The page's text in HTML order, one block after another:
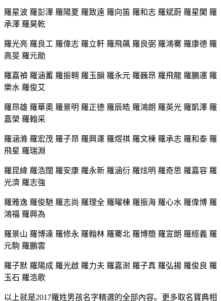
羅星波 羅彭澤 羅陽夏 羅致遠 羅向笛 羅和志 羅斌蔚 羅星闌 羅
承澤 羅昊乾
羅光亮 羅良工 羅偉志 羅立軒 羅飛飆 羅良弼 羅鴻騫 羅康德 羅
高旻 羅元勛
羅嘉禎 羅涵蓄 羅振翱 羅玉韻 羅永元 羅巍昂 羅飛龍 羅鵬運 羅
樂水 羅俊艾
羅昂雄 羅華奧 羅景明 羅正德 羅辰皓 羅鴻朗 羅英光 羅凱澤 羅
嘉榮 羅翰采
羅涵滌 羅宏茂 羅子昂 羅興運 羅煜祺 羅文棟 羅承志 羅和泰 羅
飛星 羅瑞淵
羅昆緯 羅浩闊 羅安康 羅永新 羅涵衍 羅炫明 羅奇思 羅嘉容 羅
光濟 羅志強
羅雅逸 羅俊馳 羅志尚 羅理全 羅曜棟 羅振海 羅心水 羅偉博 羅
鴻福 羅興為
羅景山 羅博達 羅修永 羅翰林 羅騫北 羅博簡 羅宣朗 羅經義 羅
元駒 羅鵬雲
羅子默 羅陽成 羅光啟 羅力夫 羅嘉澍 羅子真 羅弘揚 羅俊良 羅
玉石 羅浩歌
以上就是2017羅姓男孩名字精選的全部內容。更多取名寶典相